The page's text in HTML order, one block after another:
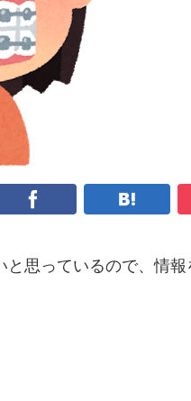
と思っているので、情